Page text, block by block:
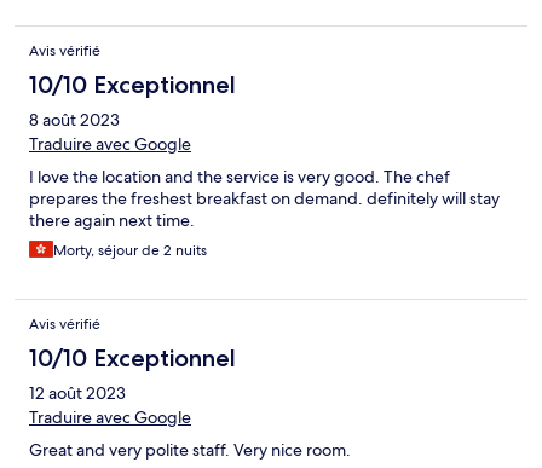
Avis vérifié
10/10 Exceptionnel
8 août 2023
Traduire avec Google
I love the location and the service is very good. The chef
prepares the freshest breakfast on demand. definitely will stay
there again next time.
Morty, séjour de 2 nuits
Avis vérifié
10/10 Exceptionnel
12 août 2023
Traduire avec Google
Great and very polite staff. Very nice room.